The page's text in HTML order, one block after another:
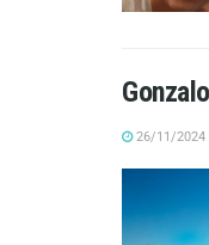
26/11/2024